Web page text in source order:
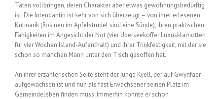
Taten vollbringen, deren Charakter aber etwas gewöhnungsbedürftig
ist. Die Intendantin ist sehr von sich überzeugt – von ihrer erlesenen
Kulinarik (Rosinen im Apfelstrudel sind eine Sünde), ihren praktischen
Fähigkeiten im Angesicht der Not (vier Überseekoffer Luxusklamotten
für vier Wochen Island-Aufenthalt) und ihrer Trinkfestigkeit, mit der sie
schon so manchen Mann unter den Tisch gesoffen hat.
An ihrer erzählerischen Seite steht der junge Kyell, der auf Gwynfaer
aufgewachsen ist und nun als fast Erwachsener seinen Platz im
Gemeindeleben finden muss. Immerhin konnte er schon